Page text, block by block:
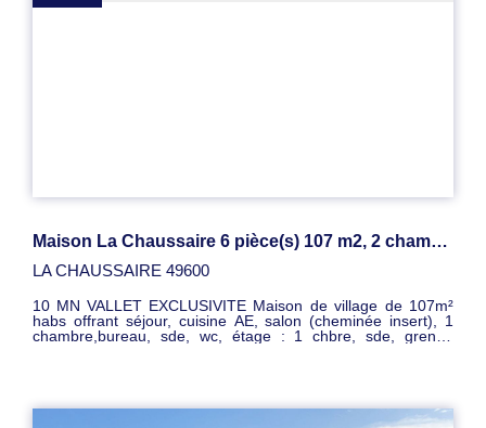
actuellement loué 517 €/mois, constitue un revenu locatif sûr
Maison La Chaussaire 6 pièce(s) 107 m2, 2 chambres,bureau, terrain de 3740m²
LA CHAUSSAIRE 49600
10 MN VALLET EXCLUSIVITE Maison de village de 107m²
habs offrant séjour, cuisine AE, salon (cheminée insert), 1
chambre,bureau, sde, wc, étage : 1 chbre, sde, grenier